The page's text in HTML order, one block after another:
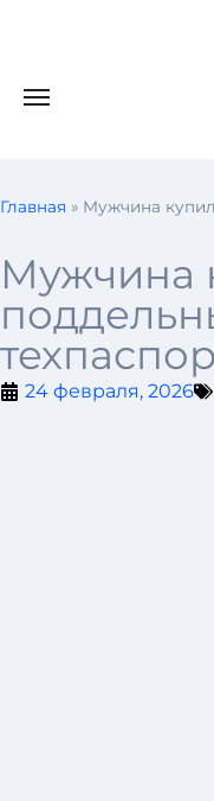
Главная » Мужчина
Мужчина
24 февраля, 2026